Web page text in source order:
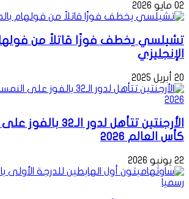
02 مايو 2026
تشيلسي يخطف فوزًا قاتلاً من
الإنجليزي
20 أبريل 2025
الأرجنتين تتأهل لدور
كأس العالم 2026
22 يونيو 2026